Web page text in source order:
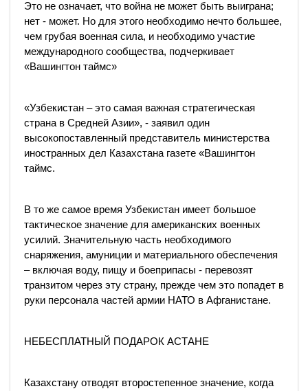
Это не означает, что война не может быть выиграна;
нет - может. Но для этого необходимо нечто большее,
чем грубая военная сила, и необходимо участие
международного сообщества, подчеркивает
«Вашингтон таймс»
«Узбекистан – это самая важная стратегическая
страна в Средней Азии», - заявил один
высокопоставленный представитель министерства
иностранных дел Казахстана газете «Вашингтон
таймс.
В то же самое время Узбекистан имеет большое
тактическое значение для американских военных
усилий. Значительную часть необходимого
снаряжения, амуниции и материального обеспечения
– включая воду, пищу и боеприпасы - перевозят
транзитом через эту страну, прежде чем это попадет в
руки персонала частей армии НАТО в Афганистане.
НЕБЕСПЛАТНЫЙ ПОДАРОК АСТАНЕ
Казахстану отводят второстепенное значение, когда